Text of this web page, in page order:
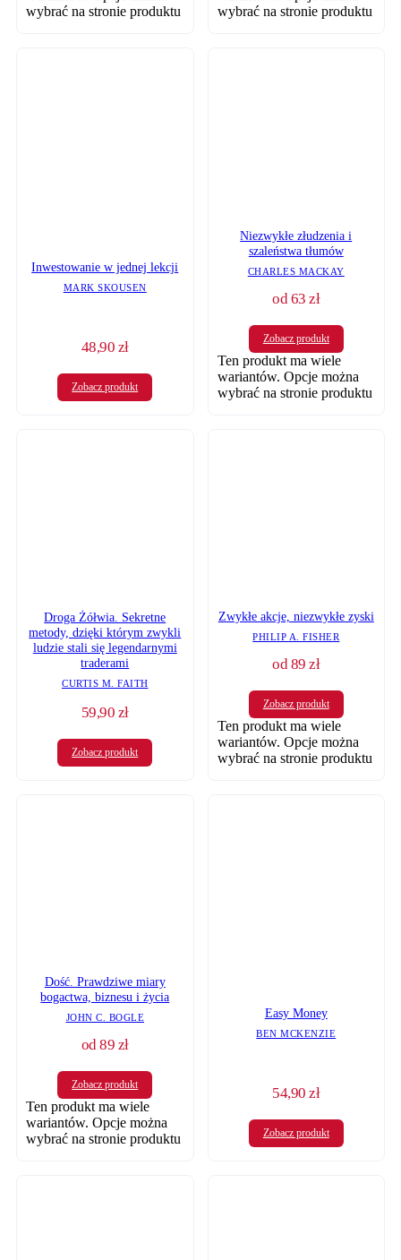
wybrać na stronie produktu
wybrać na stronie produktu
Inwestowanie w jednej lekcji
MARK SKOUSEN
48,90 zł
Zobacz produkt
Niezwykłe złudzenia i
szaleństwa tłumów
CHARLES MACKAY
od 63zł
Zobacz produkt
Ten produkt ma wiele
wariantów. Opcje można
wybrać na stronie produktu
Droga Żółwia. Sekretne
metody, dzięki którym zwykli
ludzie stali się legendarnymi
traderami
CURTIS M. FAITH
59,90 zł
Zobacz produkt
Zwykłe akcje, niezwykłe zyski
PHILIP A. FISHER
od89zł
Zobacz produkt
Ten produkt ma wiele
wariantów. Opcje można
wybrać na stronie produktu
Dość. Prawdziwe miary
bogactwa, biznesu i życia
JOHN C. BOGLE
od89 zł
Zobacz produkt
Ten produkt ma wiele
wariantów. Opcje można
wybrać na stronie produktu
Easy Money
BEN MCKENZIE
54,90zł
Zobacz produkt